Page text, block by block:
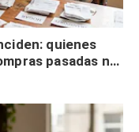
quienes
pasadas no
necesidad de